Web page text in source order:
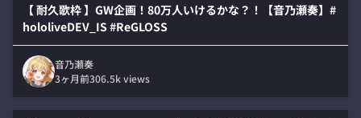
【 耐久歌枠 】GW企画！80万人いけるかな？！【音乃瀬奏】#
hololiveDEV_IS #ReGLOSS
音乃瀬奏
3ヶ月前306.5kviews